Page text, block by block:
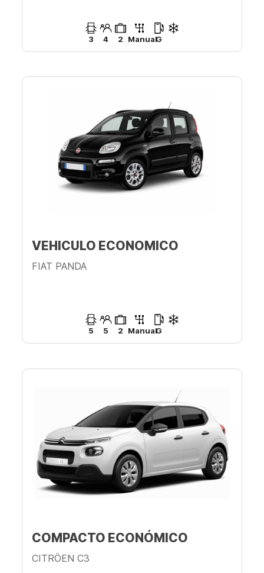
3 4 2 ManualG
VEHICULO ECONOMICO
FIAT PANDA
5 5 2 ManualG
COMPACTO ECONÓMICO
CITRÖEN C3